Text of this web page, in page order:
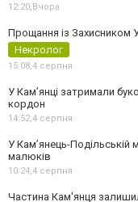
12:20,Вчора
Прощання із Захисником
Некролог
15:08,4 серпня
У Кам’янці затримали
кордон
14:52,4 серпня
У Кам’янець-Подільській
малюків
10:24,4 серпня
Частина Кам'янця